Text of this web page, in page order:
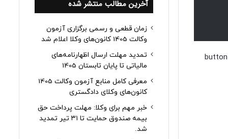
آخرین مطالب منتشر شده
زمان قطعی و رسمی برگزاری آزمون
وکالت 1405 کانون‌های وکلا اعلام شد
تمدید مهلت ارسال اظهارنامه‌های
مالیاتی تا پایان تابستان 1405
معرفی کامل منابع آزمون وکالت 1405
کانون‌های وکلای دادگستری
خبر مهم برای وکلا: مهلت پرداخت حق
بیمه صندوق حمایت تا ۳۱ تیر تمدید
شد.